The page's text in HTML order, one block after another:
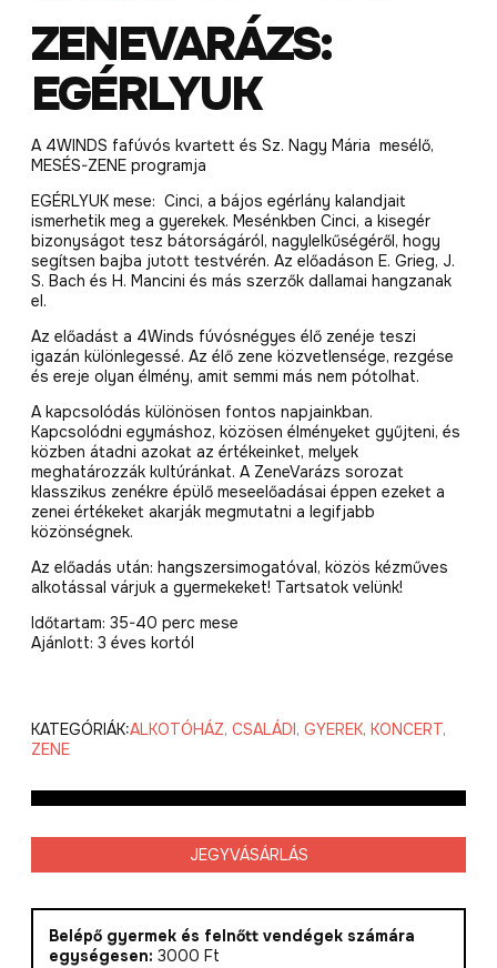
ZENEVARÁZS:
EGÉRLYUK
A 4WINDS fafúvós kvartett és Sz. Nagy Mária mesélő,
MESÉS-ZENE programja
EGÉRLYUK mese: Cinci, a bájos egérlány kalandjait
ismerhetik meg a gyerekek. Mesénkben Cinci, a kisegér
bizonyságot tesz bátorságáról, nagylelkűségéről, hogy
segítsen bajba jutott testvérén. Az előadáson E. Grieg, J.
S. Bach és H. Mancini és más szerzők dallamai hangzanak
el.
Az előadást a 4Winds fúvósnégyes élő zenéje teszi
igazán különlegessé. Az élő zene közvetlensége, rezgése
és ereje olyan élmény, amit semmi más nem pótolhat.
A kapcsolódás különösen fontos napjainkban.
Kapcsolódni egymáshoz, közösen élményeket gyűjteni, és
közben átadni azokat az értékeinket, melyek
meghatározzák kultúránkat. A ZeneVarázs sorozat
klasszikus zenékre épülő meseelőadásai éppen ezeket a
zenei értékeket akarják megmutatni a legifjabb
közönségnek.
Az előadás után: hangszersimogatóval, közös kézműves
alkotással várjuk a gyermekeket! Tartsatok velünk!
Időtartam: 35-40 perc mese
Ajánlott: 3 éves kortól
KATEGÓRIÁK:ALKOTÓHÁZ, CSALÁDI, GYEREK, KONCERT,
ZENE
JEGYVÁSÁRLÁS
Belépő gyermek és felnőtt vendégek számára
egységesen: 3000 Ft